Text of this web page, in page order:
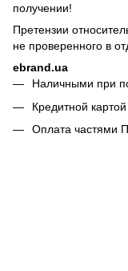
получении!
Претензии
не проверенного в
ebrand.ua
Наличными при
Кредитной картой
Оплата частями